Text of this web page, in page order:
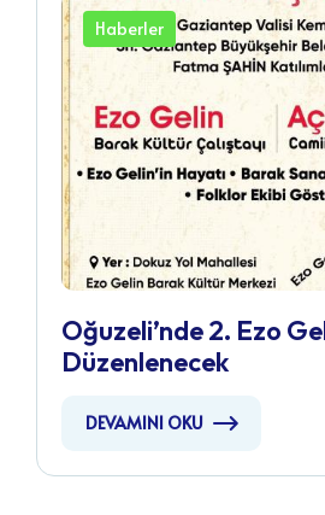
Haberler
Oğuzeli’nde 2. Ezo
Düzenlenecek
DEVAMINI OKU